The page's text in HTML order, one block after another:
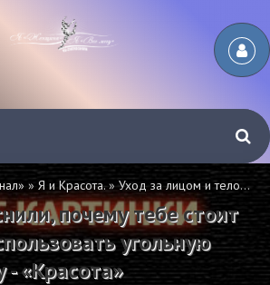
» Я и Красота.»Уход за лицом и телом. »
почему тебе стоит
угольную
- «Красота»